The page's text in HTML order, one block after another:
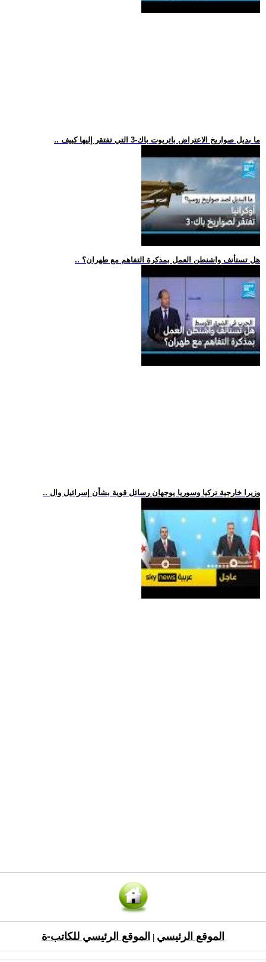
.. ما بديل صواريخ الاعتراض باتريوت باك-3 التي تفتقر إليها كييف
.. هل تستأنف واشنطن العمل بمذكرة التفاهم مع طهران؟
.. وزيرا خارجية تركيا وسوريا يوجهان رسائل قوية بشأن إسرائيل وال
الموقع الرئيسي الموقع الرئيسي للكاتب-ة